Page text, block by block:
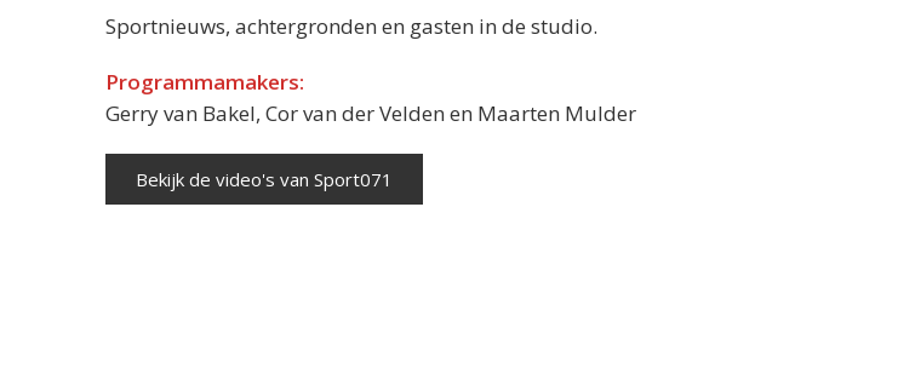
Sportnieuws, achtergronden en gasten in de studio.
Programmamakers:
Gerry van Bakel, Cor van der Velden en Maarten Mulder
Bekijk de video's van Sport071